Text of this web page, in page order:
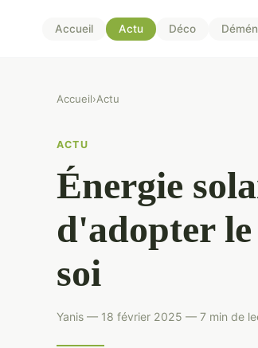
Accueil Actu Déco
Accueil›Actu
ACTU
Énergie
d'adopter
soi
Yanis — 18 février 2025 — 7 min de